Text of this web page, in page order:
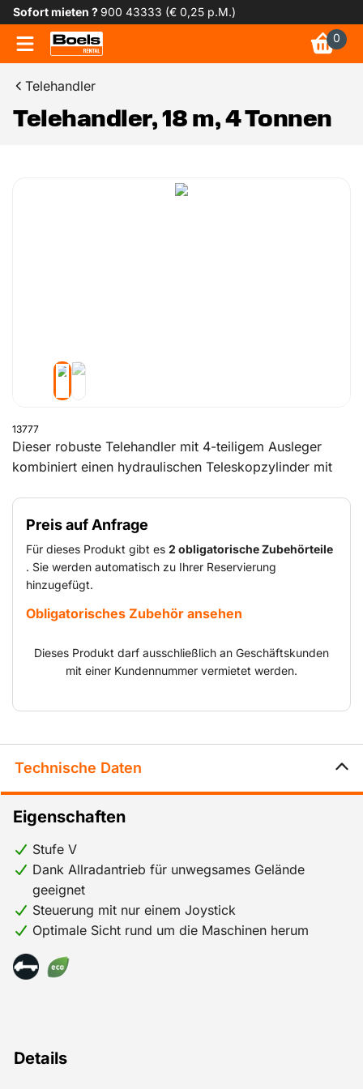
Sofort mieten ?900 43333 (€ 0,25 p.M.)
0
Telehandler
Telehandler, 18 m, 4 Tonnen
13777
Dieser robuste Telehandler mit 4-teiligem Ausleger
kombiniert einen hydraulischen Teleskopzylinder mit
Bewegung proportional aus- oder einzufahren. Sein
kompakter Radstand, der große Lenkeinschlag und die
3 Steuermodi machen ihn äußerst wendig. Der
Telehandler verfügt über ein umfassendes
Sicherheitspaket und Funktionen, die ihn selbst, den
Fahrer und umstehende Personen schützen.
Preis auf Anfrage
Für dieses Produkt gibt es 2 obligatorische Zubehörteile
. Sie werden automatisch zu Ihrer Reservierung
hinzugefügt.
Obligatorisches Zubehör ansehen
Dieses Produkt darf ausschließlich an Geschäftskunden
mit einer Kundennummer vermietet werden.
Technische Daten
Details
Eigenschaften
Stufe V
Dank Allradantrieb für unwegsames Gelände
geeignet
Steuerung mit nur einem Joystick
Optimale Sicht rund um die Maschinen herum